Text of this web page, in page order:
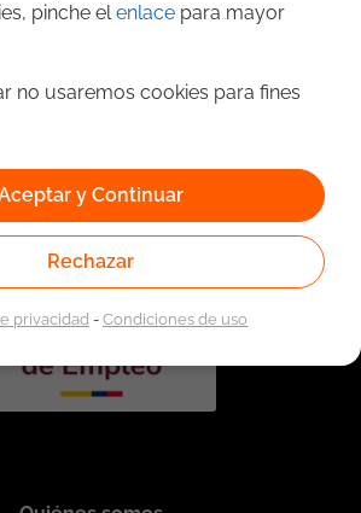
de 2023,Ver resolución.
pinche elenlace para mayor
no usaremos cookies para fines
y Continuar
Rechazar
privacidad -Condiciones de uso